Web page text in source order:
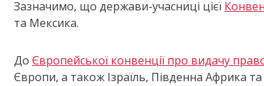
Зазначимо, що держави-учасниці цієї
та Мексика.
До Європейської конвенції про видачу
Європи, а також Ізраїль, Південна Африка